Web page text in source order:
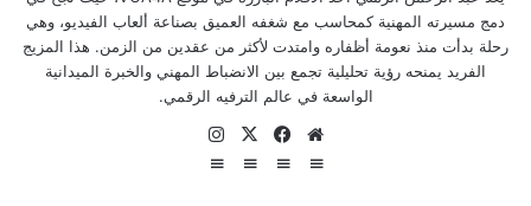
دمج مسيرته المهنية كمحاسب مع شغفه العميق بصناعة ألعاب الفيديو، وهي
رحلة بدأت منذ نعومة أظفاره وامتدت لأكثر من عقدين من الزمن. هذا المزيج
الفريد يمنحه رؤية تحليلية تجمع بين الانضباط المهني والخبرة الميدانية
الواسعة في عالم الترفيه الرقمي.
موقع فيسبوك
‫X انستقرام